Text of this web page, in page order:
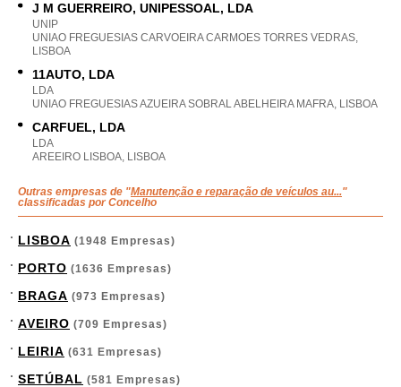
J M GUERREIRO, UNIPESSOAL, LDA
UNIP
UNIAO FREGUESIAS CARVOEIRA CARMOES TORRES VEDRAS,
LISBOA
11AUTO, LDA
LDA
UNIAO FREGUESIAS AZUEIRA SOBRAL ABELHEIRA MAFRA, LISBOA
CARFUEL, LDA
LDA
AREEIRO LISBOA, LISBOA
Outras empresas de "Manutenção e reparação de veículos au..."
classificadas por Concelho
LISBOA (1948 Empresas)
PORTO (1636 Empresas)
BRAGA (973 Empresas)
AVEIRO (709 Empresas)
LEIRIA (631 Empresas)
SETÚBAL (581 Empresas)